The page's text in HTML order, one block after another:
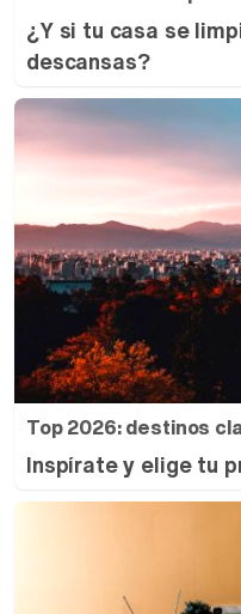
¿Y si tu casa se
descansas?
Top 2026: destinos
Inspírate y elige tu